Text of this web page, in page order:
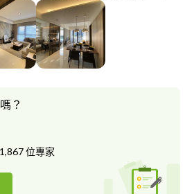
、分租套房、辦公室及商業空間...等。
及預算，擬訂最完善且適切的空間規
，全室設計施工或局部裝修，皆秉持最
設計服務。
？
位專家